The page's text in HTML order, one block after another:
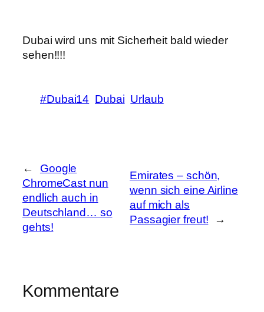
Dubai wird uns mit Sicherheit bald wieder
sehen!!!!
#Dubai14 Dubai Urlaub
←
Google
ChromeCast nun
endlich auch in
Deutschland… so
gehts!
Emirates – schön,
wenn sich eine Airline
auf mich als
Passagier freut!
→
Kommentare